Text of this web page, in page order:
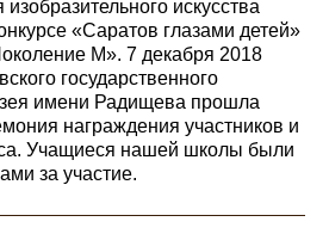
искусства
«Саратов глазами детей»
М». 7 декабря 2018
государственного
имени Радищева прошла
награждения участников и
Учащиеся нашей школы были
за участие.